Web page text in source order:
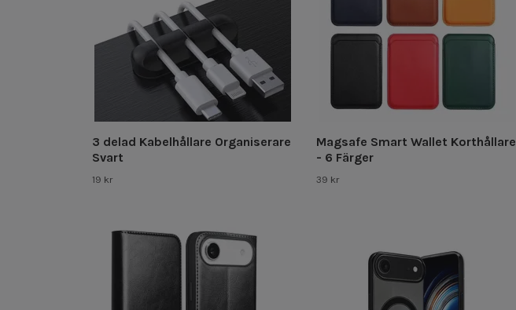
3 delad Kabelhållare Organiserare
Svart
19 kr
Magsafe Smart Wallet Korthållare
- 6 Färger
39 kr